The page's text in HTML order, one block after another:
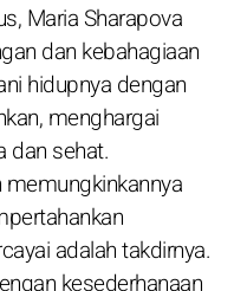
Maria Sharapova
dan kebahagiaan
hidupnya dengan
menghargai
dan sehat.
adalah takdirnya.
kesederhanaan